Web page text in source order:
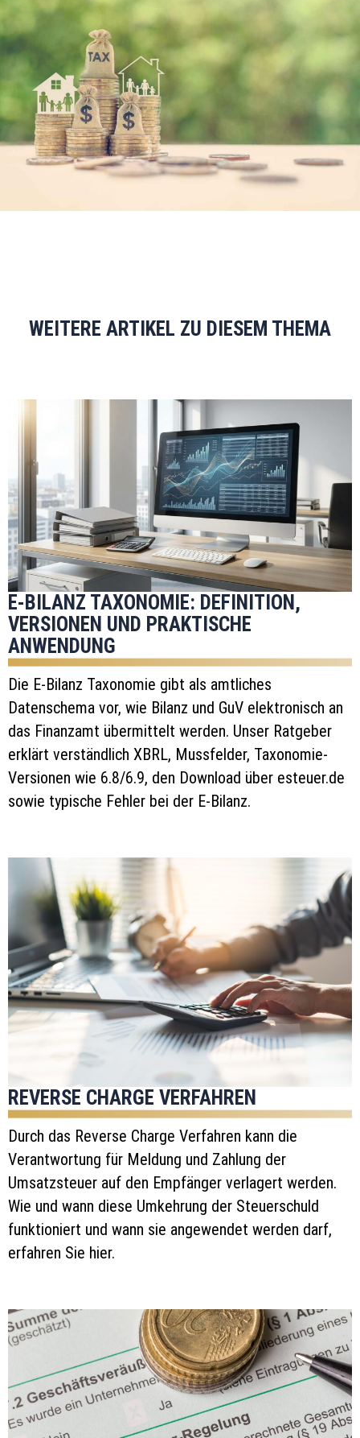
WEITERE ARTIKEL ZU DIESEM THEMA
E-BILANZ TAXONOMIE: DEFINITION,
VERSIONEN UND PRAKTISCHE
ANWENDUNG
Die E-Bilanz Taxonomie gibt als amtliches
Datenschema vor, wie Bilanz und GuV elektronisch an
das Finanzamt übermittelt werden. Unser Ratgeber
erklärt verständlich XBRL, Mussfelder, Taxonomie-
Versionen wie 6.8/6.9, den Download über esteuer.de
sowie typische Fehler bei der E-Bilanz.
REVERSE CHARGE VERFAHREN
Durch das Reverse Charge Verfahren kann die
Verantwortung für Meldung und Zahlung der
Umsatzsteuer auf den Empfänger verlagert werden.
Wie und wann diese Umkehrung der Steuerschuld
funktioniert und wann sie angewendet werden darf,
erfahren Sie hier.